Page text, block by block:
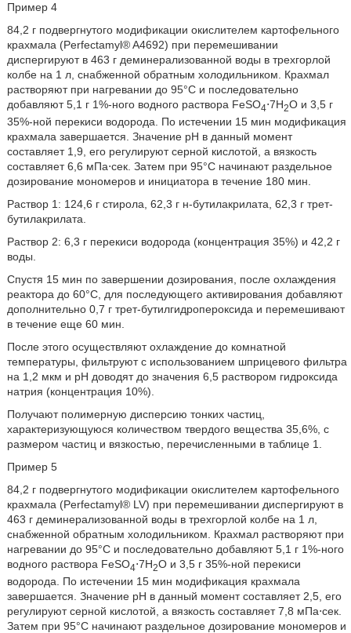
Пример 4
84,2 г подвергнутого модификации окислителем картофельного
крахмала (Perfectamyl® A4692) при перемешивании
диспергируют в 463 г деминерализованной воды в трехгорлой
колбе на 1 л, снабженной обратным холодильником. Крахмал
растворяют при нагревании до 95°C и последовательно
добавляют 5,1 г 1%-ного водного раствора FeSO4⋅7H2O и 3,5 г
35%-ной перекиси водорода. По истечении 15 мин модификация
крахмала завершается. Значение pH в данный момент
составляет 1,9, его регулируют серной кислотой, а вязкость
составляет 6,6 мПа⋅сек. Затем при 95°C начинают раздельное
дозирование мономеров и инициатора в течение 180 мин.
Раствор 1: 124,6 г стирола, 62,3 г н-бутилакрилата, 62,3 г трет-
бутилакрилата.
Раствор 2: 6,3 г перекиси водорода (концентрация 35%) и 42,2 г
воды.
Спустя 15 мин по завершении дозирования, после охлаждения
реактора до 60°C, для последующего активирования добавляют
дополнительно 0,7 г трет-бутилгидропероксида и перемешивают
в течение еще 60 мин.
После этого осуществляют охлаждение до комнатной
температуры, фильтруют с использованием шприцевого фильтра
на 1,2 мкм и pH доводят до значения 6,5 раствором гидроксида
натрия (концентрация 10%).
Получают полимерную дисперсию тонких частиц,
характеризующуюся количеством твердого вещества 35,6%, с
размером частиц и вязкостью, перечисленными в таблице 1.
Пример 5
84,2 г подвергнутого модификации окислителем картофельного
крахмала (Perfectamyl® LV) при перемешивании диспергируют в
463 г деминерализованной воды в трехгорлой колбе на 1 л,
снабженной обратным холодильником. Крахмал растворяют при
нагревании до 95°C и последовательно добавляют 5,1 г 1%-ного
водного раствора FeSO4⋅7H2O и 3,5 г 35%-ной перекиси
водорода. По истечении 15 мин модификация крахмала
завершается. Значение pH в данный момент составляет 2,5, его
регулируют серной кислотой, а вязкость составляет 7,8 мПа⋅сек.
Затем при 95°C начинают раздельное дозирование мономеров и